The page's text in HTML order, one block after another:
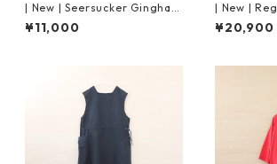
| New | Seersucker Gingham
Pullover S/S | Black×Pink
¥11,000
| New |
ized Shirt
¥20,900